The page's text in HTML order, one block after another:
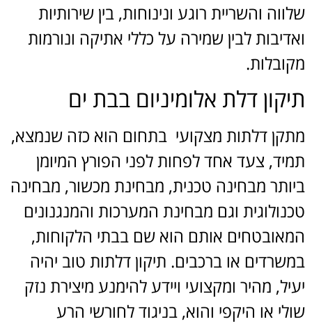
שלווה והשריית רוגע ונינוחות, בין שירותיות
ואדיבות לבין שמירה על כללי אתיקה ונורמות
מקובלות.
תיקון דלת אלומיניום בבת ים
מתקן דלתות מצקועי בתחום הוא כזה שנמצא,
תמיד, צעד אחד לפחות לפני הפורץ המיומן
ביותר מבחינה טכנית, מבחינת מכשור, מבחינה
טכנולוגית וגם מבחינת המערכות והמנגנונים
המאובטחים אותם הוא שם בבתי הלקוחות,
במשרדים או ברכבים. תיקון דלתות טוב יהיה
יעיל, מהיר ומקצועי ויידע להימנע מיצירת נזק
שולי או היקפי והוא, בניגוד לחורשי הרע